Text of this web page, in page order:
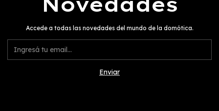
Accede a todas las novedades del mundo de la domótica.